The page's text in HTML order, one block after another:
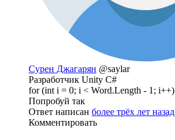
Сурен Джагарян @saylar
Разработчик Unity C#
for (int i = 0; i < Word.Length - 1; i++)
Попробуй так
Ответ написан более трёх лет назад
Комментировать